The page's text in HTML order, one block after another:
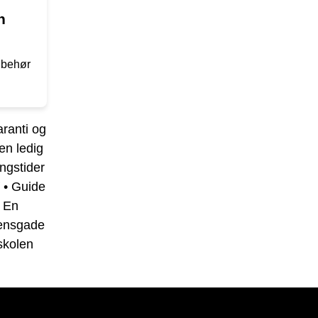
og
ledig
• Guide
En